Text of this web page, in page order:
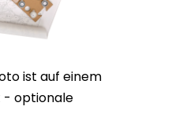
ist auf einem
- optionale